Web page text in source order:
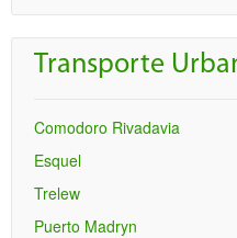
Transporte
Comodoro Rivadavia
Esquel
Trelew
Puerto Madryn